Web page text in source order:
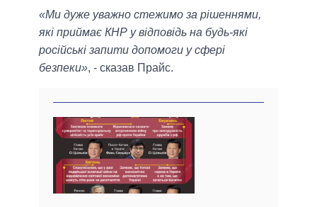
«Ми дуже уважно стежимо за рішеннями,
які приймає КНР у відповідь на будь-які
російські запити допомоги у сфері
безпеки», - сказав Прайс.